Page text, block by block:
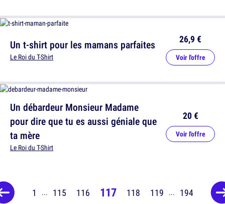
Un t-shirt pour les mamans parfaites
Le Roi du T-Shirt
26,9 €
Voir l'offre
Un débardeur Monsieur Madame
pour dire que tu es aussi géniale que
ta mère
Le Roi du T-Shirt
20 €
Voir l'offre
1 ... 115 116 117 118 119 ... 194